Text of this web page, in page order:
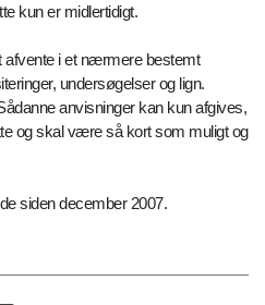
kun er midlertidigt.
afvente i et nærmere bestemt
undersøgelser og lign.
anvisninger kan kun afgives,
og skal være så kort som muligt og
siden december 2007.